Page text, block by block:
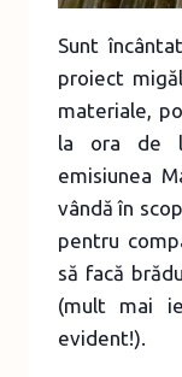
Sunt
proiect
materiale,
la ora de
emisiunea
vândă în
pentru
să facă
(mult mai
evident!).